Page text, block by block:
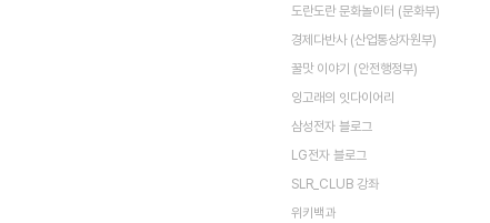
도란도란 문화놀이터 (문화부)
경제다반사 (산업통상자원부)
꿀맛 이야기 (안전행정부)
잉고래의 잇다이어리
삼성전자 블로그
LG전자 블로그
SLR_CLUB 강좌
위키백과